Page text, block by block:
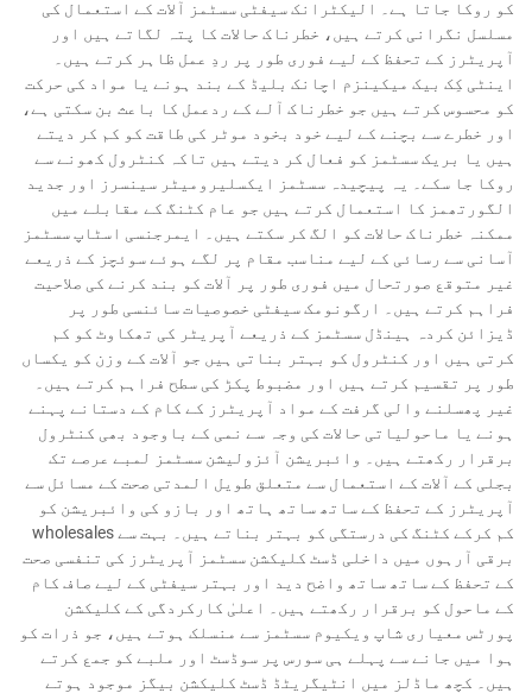
کو روکا جاتا ہے۔ الیکٹرانک سیفٹی سسٹمز آلات کے استعمال کی
مسلسل نگرانی کرتے ہیں، خطرناک حالات کا پتہ لگاتے ہیں اور
آپریٹرز کے تحفظ کے لیے فوری طور پر ردِ عمل ظاہر کرتے ہیں۔
اینٹی کِک بیک میکینزم اچانک بلیڈ کے بند ہونے یا مواد کی حرکت
کو محسوس کرتے ہیں جو خطرناک آلے کے ردعمل کا باعث بن سکتی ہے،
اور خطرے سے بچنے کے لیے خود بخود موٹر کی طاقت کو کم کر دیتے
ہیں یا بریک سسٹمز کو فعال کر دیتے ہیں تاکہ کنٹرول کھونے سے
روکا جا سکے۔ یہ پیچیدہ سسٹمز ایکسلیرومیٹر سینسرز اور جدید
الگورتھمز کا استعمال کرتے ہیں جو عام کٹنگ کے مقابلے میں
ممکنہ خطرناک حالات کو الگ کر سکتے ہیں۔ ایمرجنسی اسٹاپ سسٹمز
آسانی سے رسائی کے لیے مناسب مقام پر لگے ہوئے سوئچز کے ذریعے
غیر متوقع صورتحال میں فوری طور پر آلات کو بند کرنے کی صلاحیت
فراہم کرتے ہیں۔ ارگونومک سیفٹی خصوصیات سائنسی طور پر
ڈیزائن کردہ ہینڈل سسٹمز کے ذریعے آپریٹر کی تھکاوٹ کو کم
کرتی ہیں اور کنٹرول کو بہتر بناتی ہیں جو آلات کے وزن کو یکساں
طور پر تقسیم کرتے ہیں اور مضبوط پکڑ کی سطح فراہم کرتے ہیں۔
غیر پھسلنے والی گرفت کے مواد آپریٹرز کے کام کے دستانے پہنے
ہونے یا ماحولیاتی حالات کی وجہ سے نمی کے باوجود بھی کنٹرول
برقرار رکھتے ہیں۔ وائبریشن آئزولیشن سسٹمز لمبے عرصے تک
بجلی کے آلات کے استعمال سے متعلق طویل المدتی صحت کے مسائل سے
آپریٹرز کے تحفظ کے ساتھ ساتھ ہاتھ اور بازو کی وائبریشن کو
کم کرکے کٹنگ کی درستگی کو بہتر بناتے ہیں۔ بہت سے wholesales
برقی آرہوں میں داخلی ڈسٹ کلیکشن سسٹمز آپریٹرز کی تنفسی صحت
کے تحفظ کے ساتھ ساتھ واضح دید اور بہتر سیفٹی کے لیے صاف کام
کے ماحول کو برقرار رکھتے ہیں۔ اعلیٰ کارکردگی کے کلیکشن
پورٹس معیاری شاپ ویکیوم سسٹمز سے منسلک ہوتے ہیں، جو ذرات کو
ہوا میں جانے سے پہلے ہی سورس پر سوڈسٹ اور ملبے کو جمع کرتے
ہیں۔ کچھ ماڈلز میں انٹیگریٹڈ ڈسٹ کلیکشن بیگز موجود ہوتے